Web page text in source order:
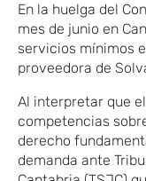
En la huelga del
mes de junio en
servicios mínimos
proveedora de
Al interpretar que
competencias
derecho
demanda ante